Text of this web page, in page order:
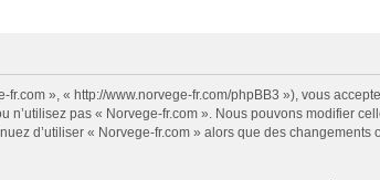
», « http://www.norvege-fr.com/phpBB3 »), vous
pas « Norvege-fr.com ». Nous pouvons modifier
d’utiliser « Norvege-fr.com » alors que des